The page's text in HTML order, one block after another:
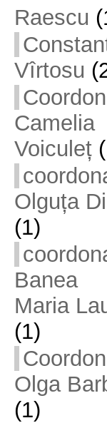
Raescu
Vîrtosu
Camelia
Voiculeț
Olguța
(1)
Banea
Maria
(1)
Olga
(1)